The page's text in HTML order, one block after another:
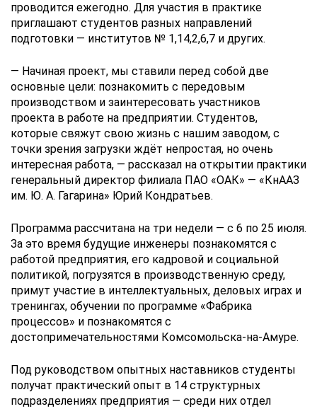
проводится ежегодно. Для участия в практике
приглашают студентов разных направлений
подготовки — институтов № 1,14,2,6,7 и других.
— Начиная проект, мы ставили перед собой две
основные цели: познакомить с передовым
производством и заинтересовать участников
проекта в работе на предприятии. Студентов,
которые свяжут свою жизнь с нашим заводом, с
точки зрения загрузки ждёт непростая, но очень
интересная работа, — рассказал на открытии практики
генеральный директор филиала ПАО «ОАК» — «КнААЗ
им. Ю. А. Гагарина» Юрий Кондратьев.
Программа рассчитана на три недели — с 6 по 25 июля.
За это время будущие инженеры познакомятся с
работой предприятия, его кадровой и социальной
политикой, погрузятся в производственную среду,
примут участие в интеллектуальных, деловых играх и
тренингах, обучении по программе «Фабрика
процессов» и познакомятся с
достопримечательностями Комсомольска-на-Амуре.
Под руководством опытных наставников студенты
получат практический опыт в 14 структурных
подразделениях предприятия — среди них отдел